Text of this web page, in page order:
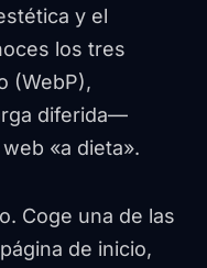
y el
los tres
(WebP),
diferida—
«a dieta».
Coge una de las
de inicio,